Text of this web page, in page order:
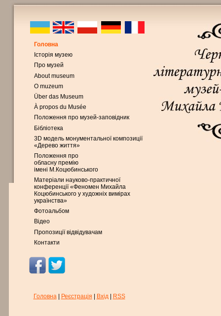
Головна
Історія музею
Про музей
About museum
O muzeum
Über das Museum
À propos du Musée
Положення про музей-заповідник
Бібліотека
3D модель монументальної композиції
«Дерево життя»
Положення про
обласну премію
імені М.Коцюбинського
Матеріали науково-практичної
конференції «Феномен Михайла
Коцюбинського у художніх вимірах
українства»
Фотоальбом
Відео
Пропозиції відвідувачам
Контакти
Головна| Реєстрація Вхід| RSS